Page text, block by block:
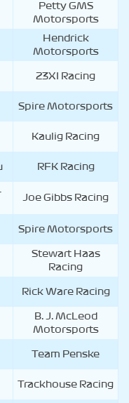
Petty GMS
Motorsports
Hendrick
Motorsports
23XI Racing
Spire Motorsports
Kaulig Racing
RFK Racing
Joe Gibbs Racing
Spire Motorsports
Stewart Haas
Racing
Rick Ware Racing
B. J. McLeod
Motorsports
Team Penske
Trackhouse Racing